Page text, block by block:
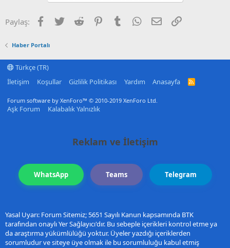
Paylaş: Facebook
TwitterReddit PinterestTumblrWhatsApp
E-postaLink
Haber Portalı
Türkçe (TR)
İletişim
Koşullar Gizlilik Politikası Yardım Anasayfa
R
Forum software by XenForo™ © 2010-2019 XenForo Ltd.
Aşk Forum Kalabalık Yalnızlık
Reklam ve İletişim
WhatsApp Teams Telegram
Yasal Uyarı: Forum Sitemiz; 5651 Sayılı Kanun kapsamında BTK
tarafından onaylı Yer Sağlayıcı'dır. Bu sebeple içerikleri kontrol etme ya
da araştırma yükümlülüğü yoktur. Üyeler yazdığı içeriklerden
sorumludur ve siteye üye olmak ile bu sorumluluğu kabul etmiş